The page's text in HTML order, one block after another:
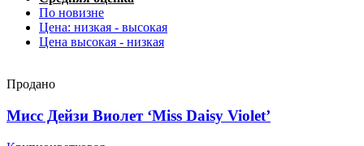
По новизне
Цена: низкая - высокая
Цена высокая - низкая
Продано
Мисс Дейзи Виолет ‘Miss Daisy Violet’